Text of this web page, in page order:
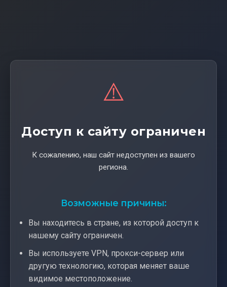
⚠️
Доступ к сайту ограничен
К сожалению, наш сайт недоступен из вашего
региона.
Возможные причины:
Вы находитесь в стране, из которой доступ к
нашему сайту ограничен.
Вы используете VPN, прокси-сервер или
другую технологию, которая меняет ваше
видимое местоположение.